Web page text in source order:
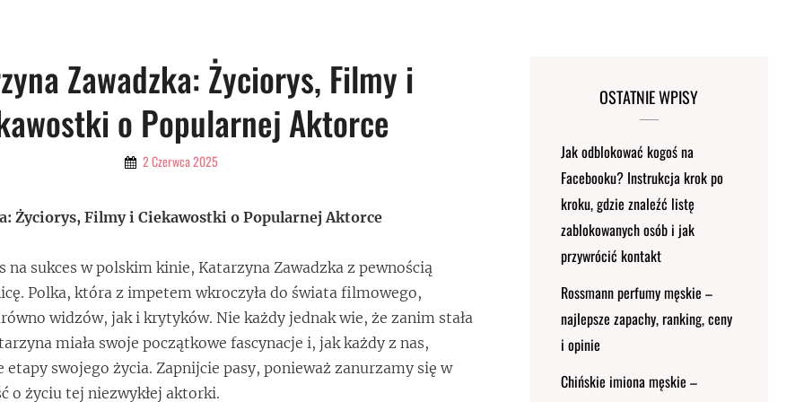
Zawadzka: Życiorys, Filmy i
o Popularnej Aktorce
By 2 Czerwca 2025
Życiorys, Filmy i Ciekawostki o Popularnej Aktorce
na sukces w polskim kinie, Katarzyna Zawadzka z pewnością
Polka, która z impetem wkroczyła do świata filmowego,
widzów, jak i krytyków. Nie każdy jednak wie, że zanim stała
miała swoje początkowe fascynacje i, jak każdy z nas,
etapy swojego życia. Zapnijcie pasy, ponieważ zanurzamy się w
o życiu tej niezwykłej aktorki.
OSTATNIE WPISY
Jak odblokować kogoś na
Facebooku? Instrukcja krok po
kroku, gdzie znaleźć listę
zablokowanych osób i jak
przywrócić kontakt
Rossmann perfumy męskie –
najlepsze zapachy, ranking, ceny
i opinie
Chińskie imiona męskie –